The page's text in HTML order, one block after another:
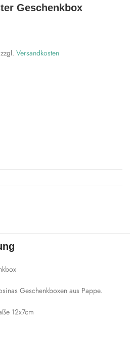
Geschenkbox
zzgl. Versandkosten
Geschenkboxen aus Pappe.
12x7cm